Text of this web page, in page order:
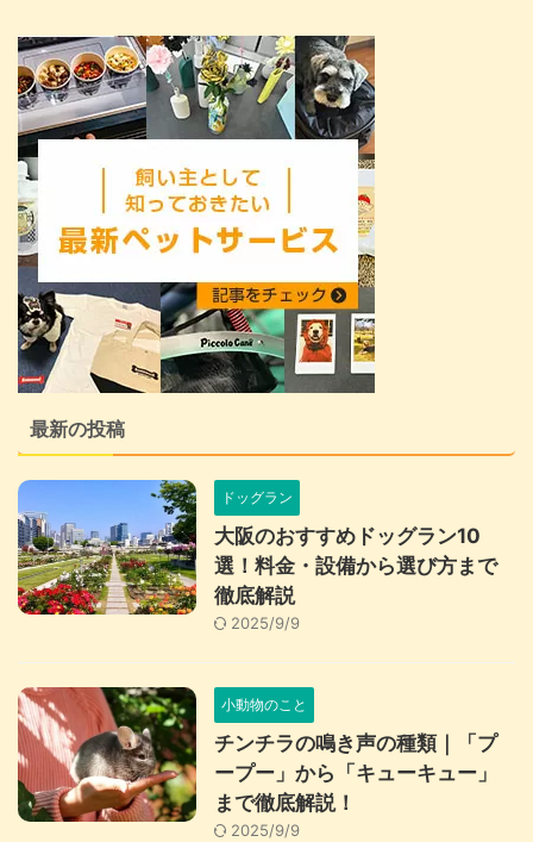
最新の投稿
ドッグラン
大阪のおすすめドッグラン10
選！料金・設備から選び方まで
徹底解説
2025/9/9
小動物のこと
チンチラの鳴き声の種類｜「プ
ープー」から「キューキュー」
まで徹底解説！
2025/9/9